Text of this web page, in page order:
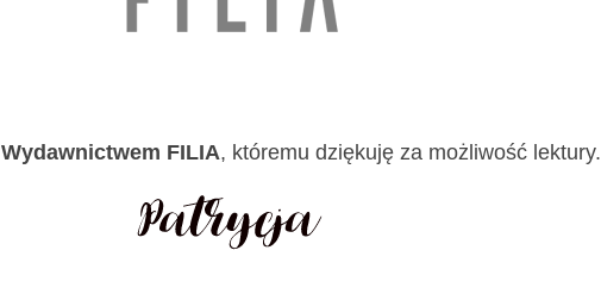
Wydawnictwem FILIA, któremu dziękuję za możliwość lektury.